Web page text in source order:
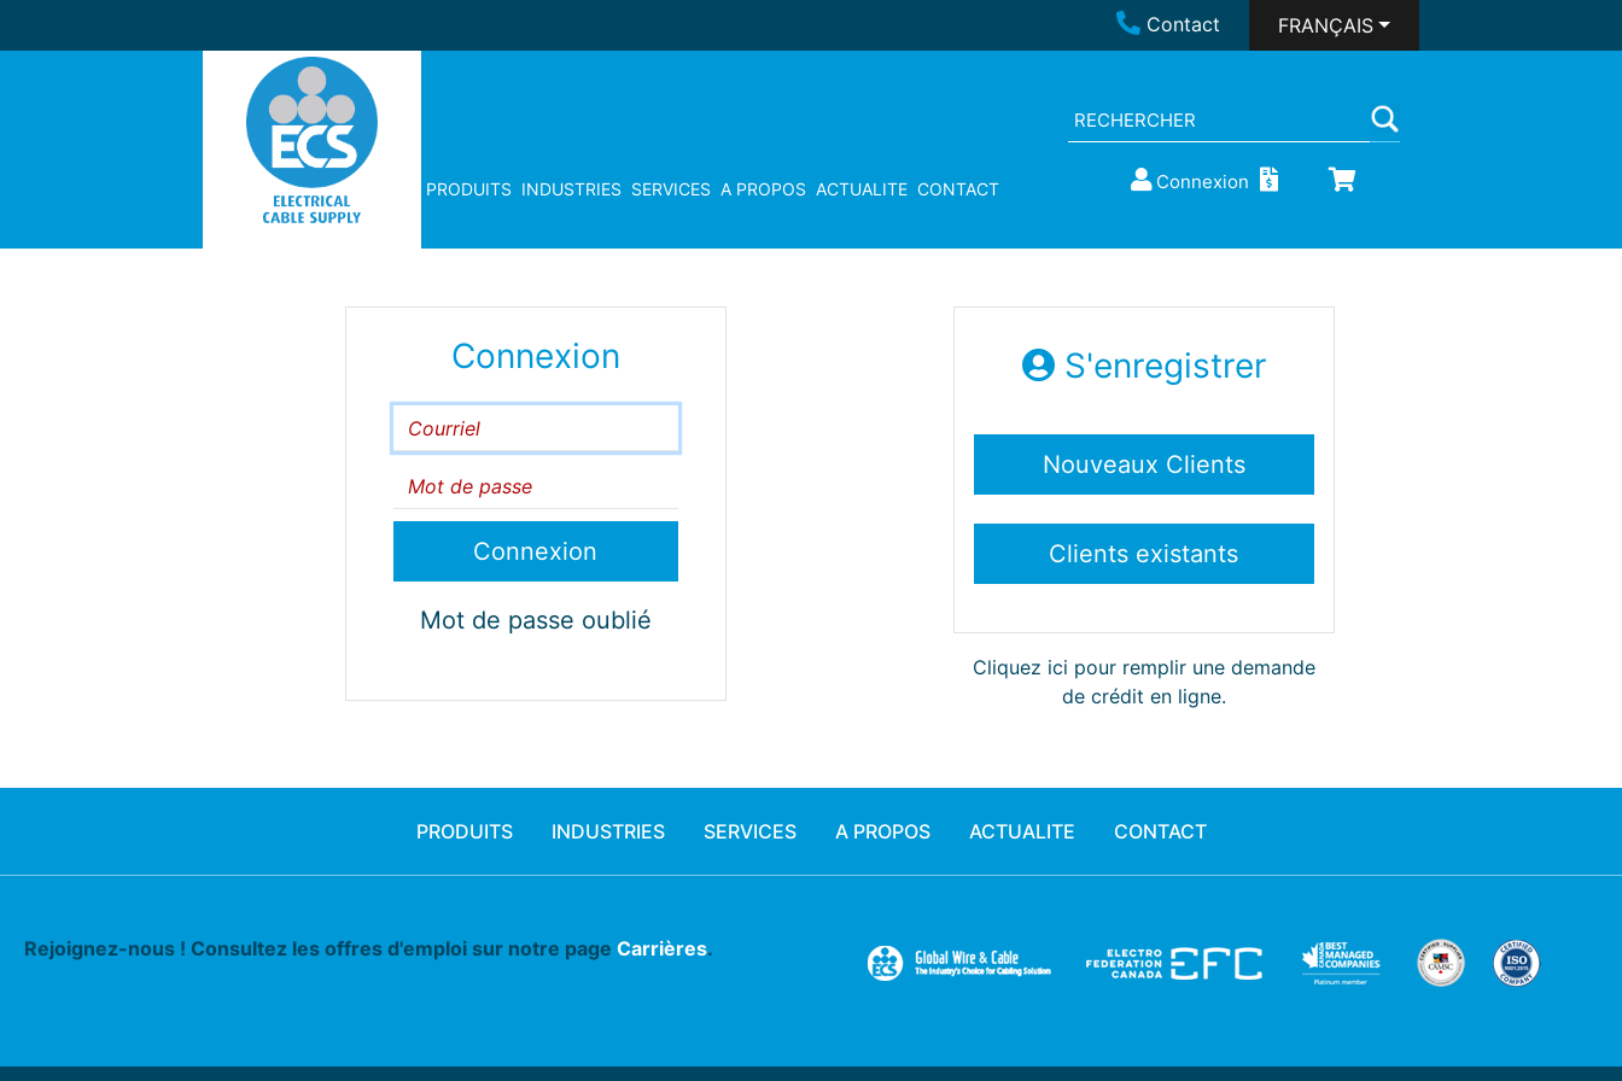
Contact FRANÇAIS
PRODUITS INDUSTRIES SERVICES A PROPOS ACTUALITE CONTACT Connexion
Connexion
Courriel
Mot de passe
Mot de passe oublié
S'enregistrer
Cliquez ici pour remplir une demande
de crédit en ligne.
PRODUITS INDUSTRIES SERVICES A PROPOS ACTUALITE CONTACT
Rejoignez-nous ! Consultez les offres d'emploi sur notre page Carrières.